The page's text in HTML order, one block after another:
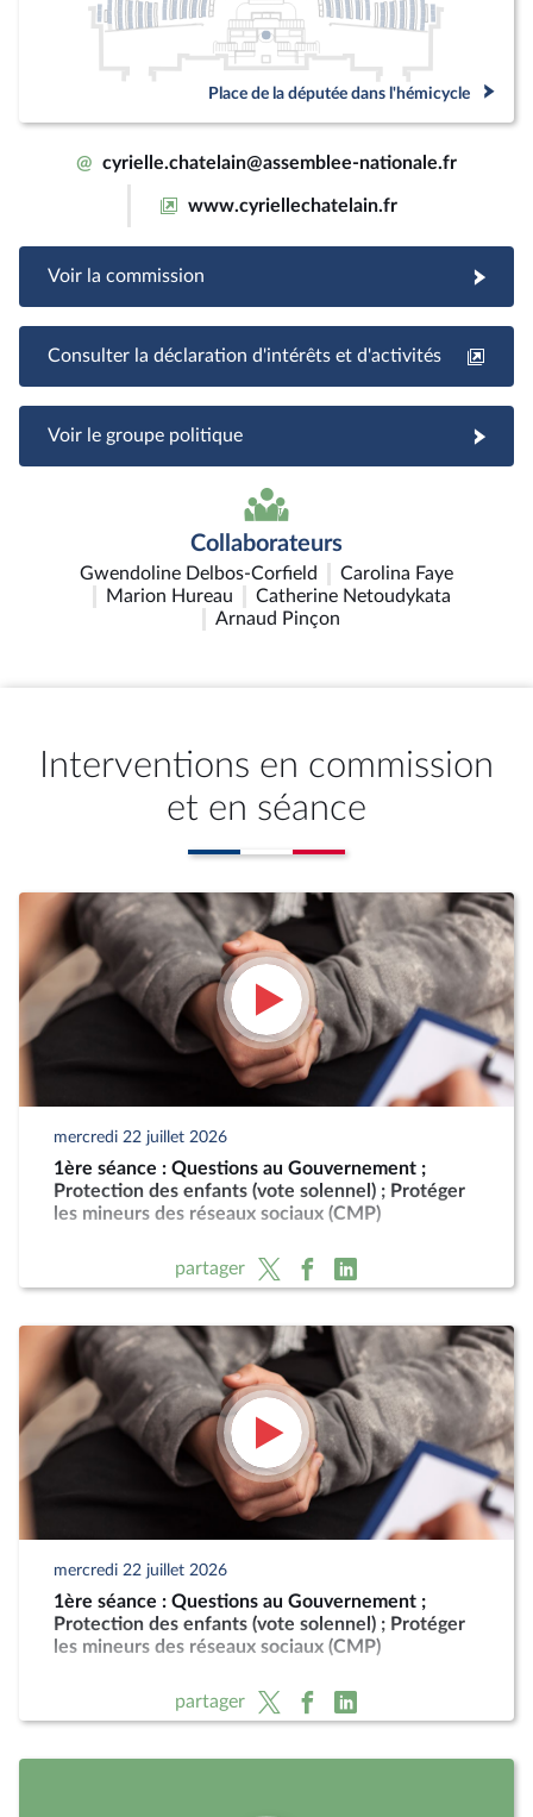
Place de la députée dans l'hémicycle
@ cyrielle.chatelain@assemblee-nationale.fr
www.cyriellechatelain.fr
Voir la commission
Consulter la déclaration d'intérêts et d'activités
Voir le groupe politique
Collaborateurs
Gwendoline Delbos-Corfield
Carolina Faye
Marion Hureau
Catherine Netoudykata
Arnaud Pinçon
Interventions en commission
et en séance
mercredi 22 juillet 2026
1ère séance : Questions au Gouvernement ;
Protection des enfants (vote solennel) ; Protéger
les mineurs des réseaux sociaux (CMP)
partager
mercredi 22 juillet 2026
1ère séance : Questions au Gouvernement ;
Protection des enfants (vote solennel) ; Protéger
les mineurs des réseaux sociaux (CMP)
partager